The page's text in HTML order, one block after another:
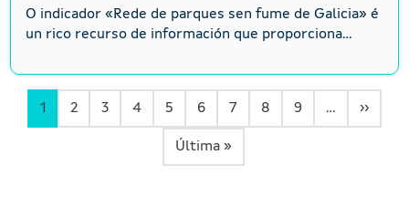
O indicador «Rede de parques sen fume de Galicia» é
un rico recurso de información que proporciona...
1 2 3 4 5 6 7 8 9 … ››
Última »